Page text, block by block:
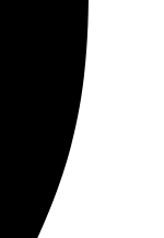
свою